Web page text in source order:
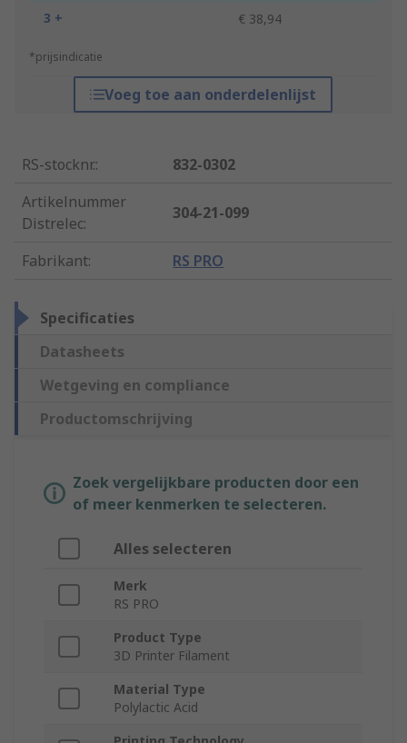
3 +
€ 38,94
*prijsindicatie
Voeg toe aan onderdelenlijst
RS-stocknr.:
832-0302
Artikelnummer
Distrelec:
304-21-099
Fabrikant: RS PRO
Specificaties
Datasheets
Wetgeving en compliance
Productomschrijving
Zoek vergelijkbare producten door een
of meer kenmerken te selecteren.
Alles selecteren
Merk
RS PRO
Product Type
3D Printer Filament
Material Type
Polylactic Acid